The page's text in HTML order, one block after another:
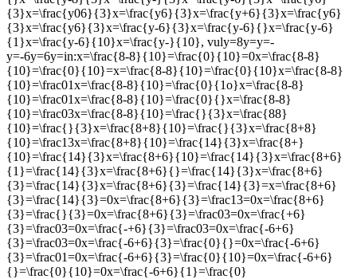
{3}x=\frac{y06}{3}x=\frac{y6}{3}x=\frac{y+6}{3}x=\frac{y6}
{3}x=\frac{y6}{3}x=\frac{y-6}{3}x=\frac{y-6}{}x=\frac{y-6}
{1}x=\frac{y-6}{10}x=\frac{y-}{10}, vuly=8y=y=-
y=-6y=6y=in:x=\frac{8-8}{10}=\frac{0}{10}=0x=\frac{8-8}
{10}=\frac{0}{10}=x=\frac{8-8}{10}=\frac{0}{10}x=\frac{8-8}
{10}=\frac01x=\frac{8-8}{10}=\frac{0}{1o}x=\frac{8-8}
{10}=\frac01x=\frac{8-8}{10}=\frac{0}{}x=\frac{8-8}
{10}=\frac03x=\frac{8-8}{10}=\frac{}{3}x=\frac{88}
{10}=\frac{}{3}x=\frac{8+8}{10}=\frac{}{3}x=\frac{8+8}
{10}=\frac13x=\frac{8+8}{10}=\frac{14}{3}x=\frac{8+}
{10}=\frac{14}{3}x=\frac{8+6}{10}=\frac{14}{3}x=\frac{8+6}
{1}=\frac{14}{3}x=\frac{8+6}{}=\frac{14}{3}x=\frac{8+6}
{3}=\frac{14}{3}x=\frac{8+6}{3}=\frac{14}{3}=x=\frac{8+6}
{3}=\frac{14}{3}=0x=\frac{8+6}{3}=\frac13=0x=\frac{8+6}
{3}=\frac{}{3}=0x=\frac{8+6}{3}=\frac03=0x=\frac{+6}
{3}=\frac03=0x=\frac{-+6}{3}=\frac03=0x=\frac{-6+6}
{3}=\frac03=0x=\frac{-6+6}{3}=\frac{0}{}=0x=\frac{-6+6}
{3}=\frac01=0x=\frac{-6+6}{3}=\frac{0}{10}=0x=\frac{-6+6}
{}=\frac{0}{10}=0x=\frac{-6+6}{1}=\frac{0}